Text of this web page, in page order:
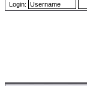
Login: